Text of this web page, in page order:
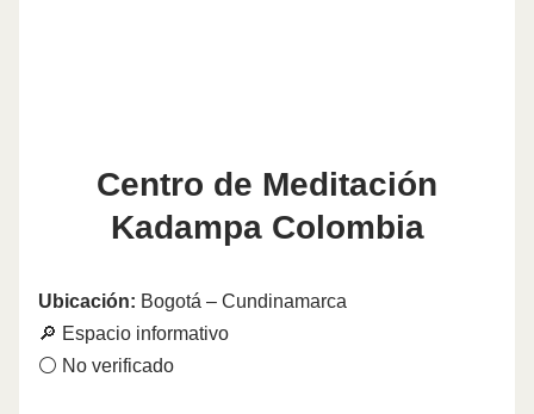
Centro de Meditación
Kadampa Colombia
Ubicación: Bogotá – Cundinamarca
🔎 Espacio informativo
⚪ No verificado